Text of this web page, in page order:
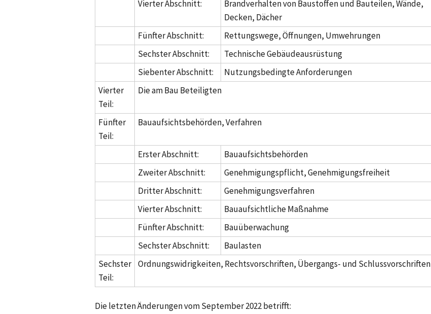
Vierter Abschnitt:
Brandverhalten von Baustoffen und Bauteilen, Wände,
Decken, Dächer
Fünfter Abschnitt:
Rettungswege, Öffnungen, Umwehrungen
Sechster Abschnitt:
Technische Gebäudeausrüstung
Siebenter Abschnitt:
Nutzungsbedingte Anforderungen
Vierter
Teil:
Die am Bau Beteiligten
Fünfter
Teil:
Bauaufsichtsbehörden, Verfahren
Erster Abschnitt:
Bauaufsichtsbehörden
Zweiter Abschnitt:
Genehmigungspflicht, Genehmigungsfreiheit
Dritter Abschnitt:
Genehmigungsverfahren
Vierter Abschnitt:
Bauaufsichtliche Maßnahme
Fünfter Abschnitt:
Bauüberwachung
Sechster Abschnitt:
Baulasten
Sechster
Teil:
Ordnungswidrigkeiten, Rechtsvorschriften, Übergangs- und Schlussvorschriften
Die letzten Änderungen vom September 2022 betrifft: